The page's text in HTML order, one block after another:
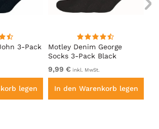
3-Pack
legen
Motley Denim George
Socks 3-Pack Black
9,99 € inkl. MwSt.
In den Warenkorb legen